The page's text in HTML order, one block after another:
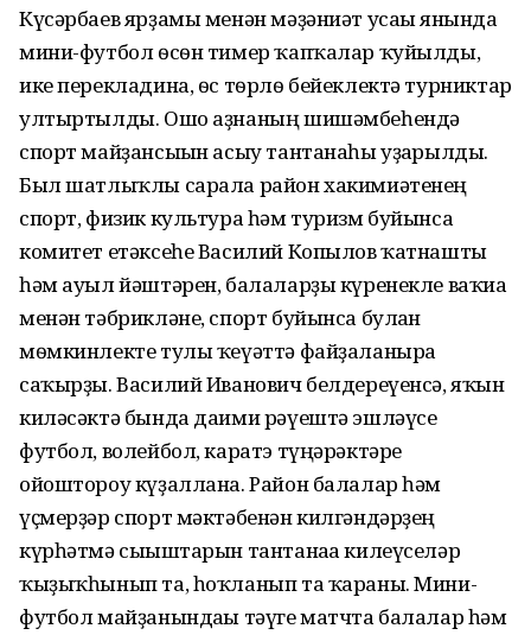
Күсәрбаев ярҙамы менән мәҙәниәт усағы янында
мини-футбол ѳсѳн тимер ҡапҡалар ҡуйылды,
ике перекладина, ѳс тѳрлѳ бейеклектә турниктар
ултыртылды. Ошо аҙнаның шишәмбеһендә
спорт майҙансығын асыу тантанаһы уҙғарылды.
Был шатлыҡлы сарала район хакимиәтенең
спорт, физик культура һәм туризм буйынса
комитет етәксеһе Василий Копылов ҡатнашты
һәм ауыл йәштәрен, балаларҙы күренекле ваҡиға
менән тәбрикләне, спорт буйынса булған
мѳмкинлекте тулы ҡеүәттә файҙаланырға
саҡырҙы. Василий Иванович белдереүенсә, яҡын
киләсәктә бында даими рәүештә эшләүсе
футбол, волейбол, каратэ түңәрәктәре
ойоштороу күҙаллана. Район балалар һәм
үҫмерҙәр спорт мәктәбенән килгәндәрҙең
күрһәтмә сығыштарын тантанаға килеүселәр
ҡыҙыҡһынып та, һоҡланып та ҡараны. Мини-
футбол майҙанындағы тәүге матчта балалар һәм